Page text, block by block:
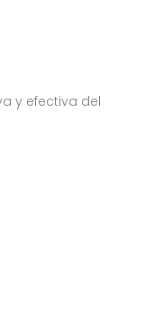
y efectiva del